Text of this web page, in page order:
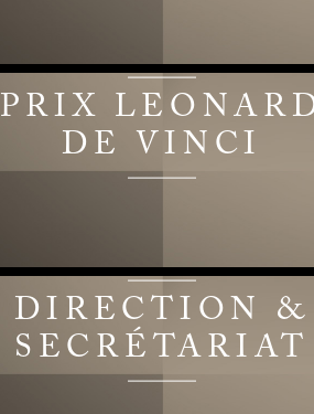
PRIX
DE VINCI
DIRECTION &
SECRÉTARIAT